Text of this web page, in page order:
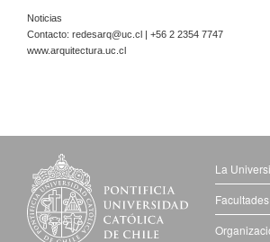
Noticias
Contacto: redesarq@uc.cl | +56 2 2354 7747
www.arquitectura.uc.cl
La
Facultades